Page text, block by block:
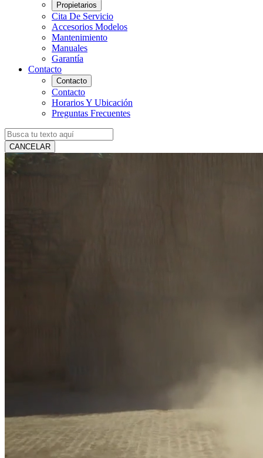
Propietarios
Cita De Servicio
Accesorios Modelos
Mantenimiento
Manuales
Garantía
Contacto
Contacto
Contacto
Horarios Y Ubicación
Preguntas Frecuentes
CANCELAR